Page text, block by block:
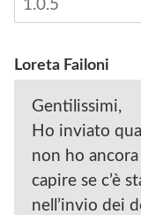
Loreta Failoni
Gentilissimi,
Ho inviato
non ho
capire se c’è
nell’invio dei